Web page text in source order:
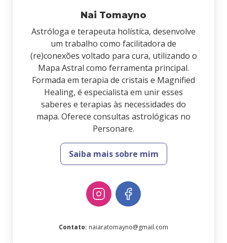
Nai Tomayno
Astróloga e terapeuta holística, desenvolve
um trabalho como facilitadora de
(re)conexões voltado para cura, utilizando o
Mapa Astral como ferramenta principal.
Formada em terapia de cristais e Magnified
Healing, é especialista em unir esses
saberes e terapias às necessidades do
mapa. Oferece consultas astrológicas no
Personare.
Saiba mais sobre mim
Contato: naiaratomayno@gmail.com